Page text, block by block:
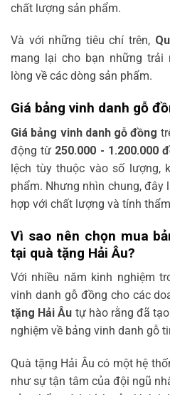
chất lượng sản phẩm.
Và với những tiêu chí trên,
mang lại cho bạn những
lòng về các dòng sản phẩm.
Giá bảng vinh danh gỗ
Giá bảng vinh danh gỗ đồng
động từ 250.000 - 1.200.000
lệch tùy thuộc vào số lượng,
phẩm. Nhưng nhìn chung, đây
hợp với chất lượng và tính
Vì sao nên chọn mua
tại quà tặng Hải Âu?
Với nhiều năm kinh nghiệm
vinh danh gỗ đồng cho các
tặng Hải Âu tự hào rằng đã
nghiệm về bảng vinh danh gỗ
Quà tặng Hải Âu có một hệ
như sự tận tâm của đội ngũ